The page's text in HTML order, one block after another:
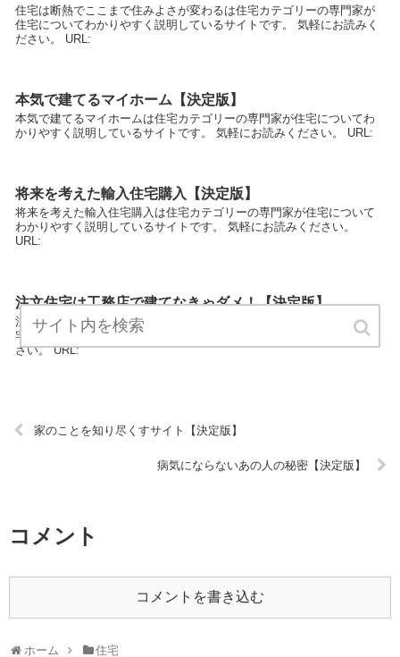
住宅は断熱でここまで住みよさが変わるは住宅カテゴリーの専門家が
住宅についてわかりやすく説明しているサイトです。 気軽にお読みく
ださい。 URL:
本気で建てるマイホーム【決定版】
本気で建てるマイホームは住宅カテゴリーの専門家が住宅についてわ
かりやすく説明しているサイトです。 気軽にお読みください。 URL:
将来を考えた輸入住宅購入【決定版】
将来を考えた輸入住宅購入は住宅カテゴリーの専門家が住宅について
わかりやすく説明しているサイトです。 気軽にお読みください。
URL:
注文住宅は工務店で建てなきゃダメ！【決定版】
注文住宅は工務店で建てなきゃダメ！は住宅カテゴリーの専門家が住
宅についてわかりやすく説明しているサイトです。 気軽にお読みくだ
さい。 URL:
家のことを知り尽くすサイト【決定版】
病気にならないあの人の秘密【決定版】
コメント
コメントを書き込む
ホーム 住宅